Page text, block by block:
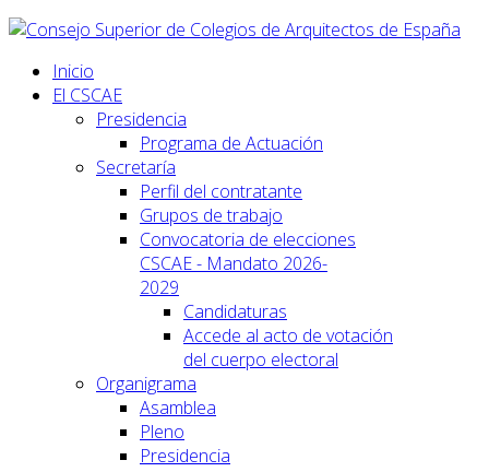
Inicio
El CSCAE
Presidencia
Programa de Actuación
Secretaría
Perfil del contratante
Grupos de trabajo
Convocatoria de elecciones
CSCAE - Mandato 2026-
2029
Candidaturas
Accede al acto de votación
del cuerpo electoral
Organigrama
Asamblea
Pleno
Presidencia